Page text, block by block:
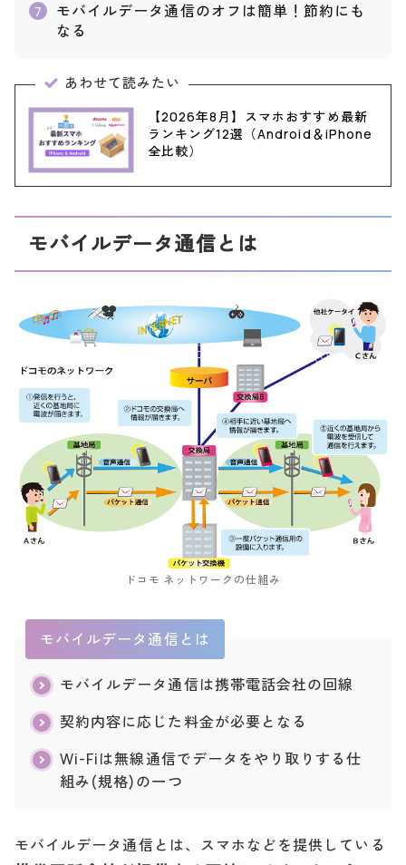
7
モバイルデータ通信のオフは簡単！節約にも
なる
あわせて読みたい
【2026年8月】スマホおすすめ最新
ランキング12選（Android＆iPhone
全比較）
モバイルデータ通信とは
ドコモ ネットワークの仕組み
モバイルデータ通信とは
モバイルデータ通信は携帯電話会社の回線
契約内容に応じた料金が必要となる
Wi-Fiは無線通信でデータをやり取りする仕
組み(規格)の一つ
モバイルデータ通信とは、スマホなどを提供している